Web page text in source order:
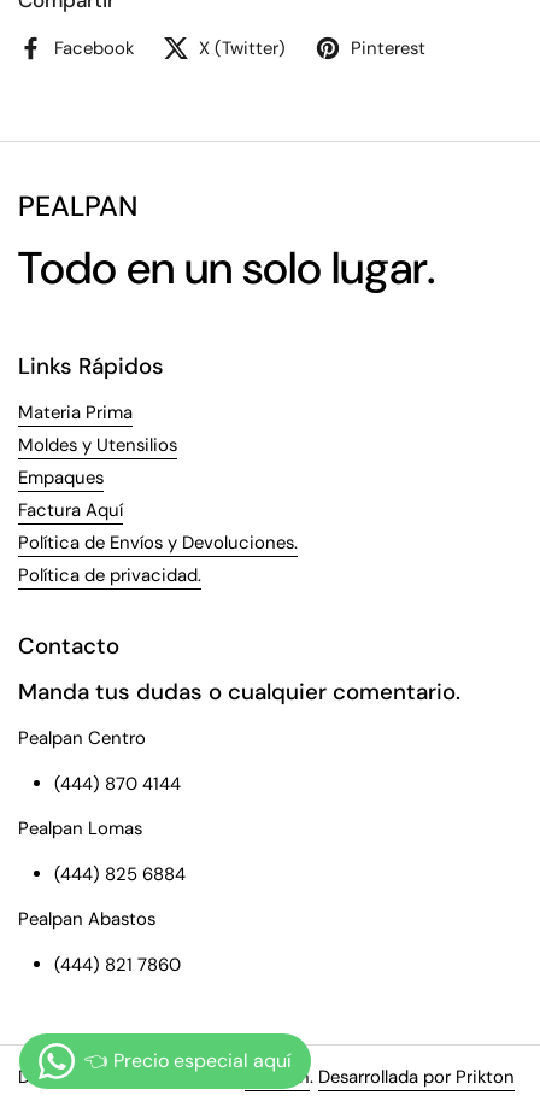
Facebook X (Twitter) Pinterest
PEALPAN
Todo en un solo lugar.
Links Rápidos
Materia Prima
Moldes y Utensilios
Empaques
Factura Aquí
Política de Envíos y Devoluciones.
Política de privacidad.
Contacto
Manda tus dudas o cualquier comentario.
Pealpan Centro
(444) 870 4144
Pealpan Lomas
(444) 825 6884
Pealpan Abastos
(444) 821 7860
Derechos de autor © 2026 Pealpan. Desarrollada por Prikton